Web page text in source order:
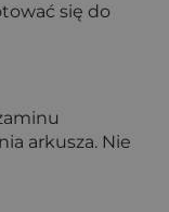
się do
arkusza. Nie